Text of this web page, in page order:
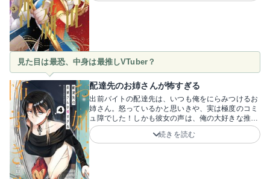
妻家のハーデスなど、読めば推し神様が見つかるは
ず。神話を詳しく知らなくても120%楽しめちゃう
極上のコメディです！『落ちぶれゼウスと奴隷の
子』の尾羊英先生が贈る、SNSでも大人気のコメデ
ィ！単行本だけの描きおろし漫画も、たっぷり25ペ
ージ収録。愉快でカオスな神々の宴に参加しよう！
見た目は最恐、中身は最推しVTuber？
配達先のお姉さんが怖すぎる
出前バイトの配達先は、いつも俺をにらみつけるお
姉さん。怒っているかと思いきや、実は極度のコミ
ュ障でした！しかも彼女の声は、俺の大好きな推し
VTuberとそっくりで……？見た目と中身のギャッ
プが炸裂するラブコメ開幕です！「ミジンコでごめ
続きを読む